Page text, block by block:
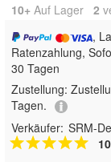
10+ Auf Lager 2
,
Ratenzahlung,
30 Tagen
Zustellung:
Tagen.
Verkäufer: SRM-